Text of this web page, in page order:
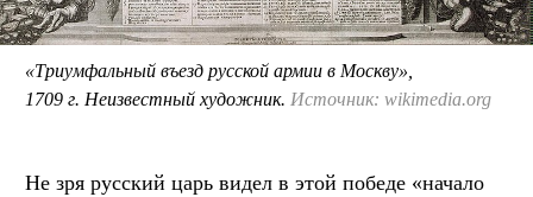
«Триумфальный въезд русской армии в Москву»,
1709 г. Неизвестный художник. Источник: wikimedia.org
Не зря русский царь видел в этой победе «начало